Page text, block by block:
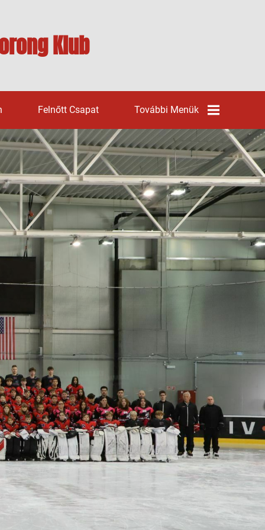
Klub
Felnőtt Csapat További Menük
Galéria
Sporttámogatás
Alapfogalmak
Támogatók
Hasznos Linkek